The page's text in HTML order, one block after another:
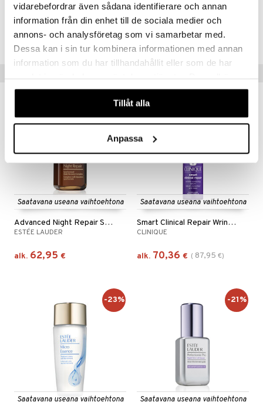
vidarebefordrar även sådana identifierare och annan
information från din enhet till de sociala medier och
annons- och analysföretag som vi samarbetar med.
Dessa kan i sin tur kombinera informationen med annan
information som du har tillhandahållit eller som de har
våra cookies vid fortsatt användande av vår webbplats.
Tillåt alla
Anpassa
Tuotenumero
CBSNA-8W-30-XX-XX
Saatavana useana vaihtoehtona
Advanced Night Repair Serum
ESTÉE LAUDER
alk. 62,95 €
Saatavana useana vaihtoehtona
Smart Clinical Repair Wrinkle Correcting Serum
CLINIQUE
alk. 70,36 € ( 87,95 €)
kampanja
Saatavana useana vaihtoehtona
-23%
Saatavana useana vaihtoehtona
-21%